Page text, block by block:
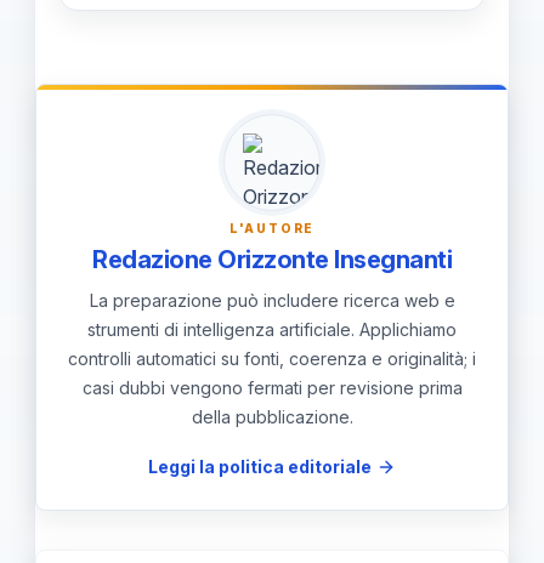
Mettere al sicuro le persone, chiedere
attivare l'allerta interna; registrare
l'evento e fornire supporto legale e
psicologico alle vittime; rivedere i
protocolli per prevenire recidive.
L'AUTORE
Redazione Orizzonte Insegnanti
La preparazione può includere ricerca web e
strumenti di intelligenza artificiale. Applichiamo
controlli automatici su fonti, coerenza e originalità; i
casi dubbi vengono fermati per revisione prima
della pubblicazione.
Leggi la politica editoriale